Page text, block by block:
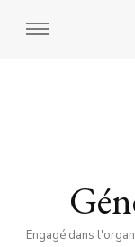
Engagé dans